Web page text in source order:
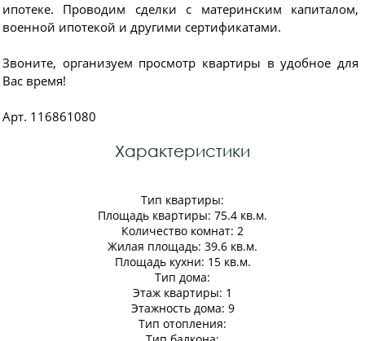
ипотеке. Проводим сделки с материнским капиталом,
военной ипотекой и другими сертификатами.
Звоните, организуем просмотр квартиры в удобное для
Вас время!
Арт. 116861080
Характеристики
Тип квартиры:
Площадь квартиры: 75.4 кв.м.
Количество комнат: 2
Жилая площадь: 39.6 кв.м.
Площадь кухни: 15 кв.м.
Тип дома:
Этаж квартиры: 1
Этажность дома: 9
Тип отопления: